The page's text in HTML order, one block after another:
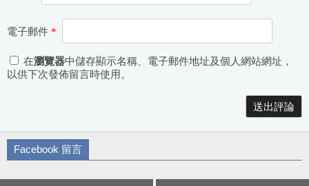
電子郵件 *
在瀏覽器中儲存顯示名稱、電子郵件地址及個人網站網址，
以供下次發佈留言時使用。
Facebook 留言